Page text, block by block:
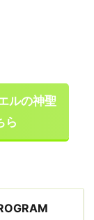
ルの神聖
ら